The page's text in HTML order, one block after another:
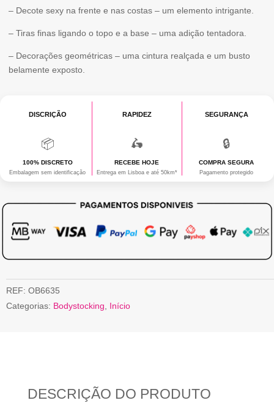
– Decote sexy na frente e nas costas – um elemento intrigante.
– Tiras finas ligando o topo e a base – uma adição tentadora.
– Decorações geométricas – uma cintura realçada e um busto
belamente exposto.
DISCRIÇÃO
📦
100% DISCRETO
Embalagem sem identificação
RAPIDEZ
🛵
RECEBE HOJE
Entrega em Lisboa e até 50km*
SEGURANÇA
🔒
COMPRA SEGURA
Pagamento protegido
REF: OB6635
Categorias: Bodystocking Início
DESCRIÇÃO DO PRODUTO